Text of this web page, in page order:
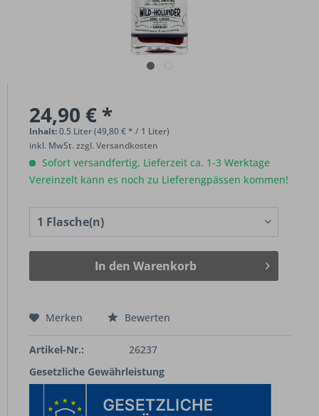
24,90 € *
Inhalt:0.5 Liter (49,80 € * / 1 Liter)
inkl. MwSt.zzgl. Versandkosten
Sofort versandfertig, Lieferzeit ca. 1-3 Werktage
Vereinzelt kann es noch zu Lieferengpässen kommen!
In den Warenkorb
Merken Bewerten
Artikel-Nr.:
26237
Gesetzliche Gewährleistung